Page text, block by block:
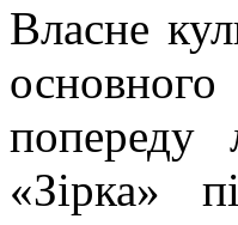
Власне
«Зірка»